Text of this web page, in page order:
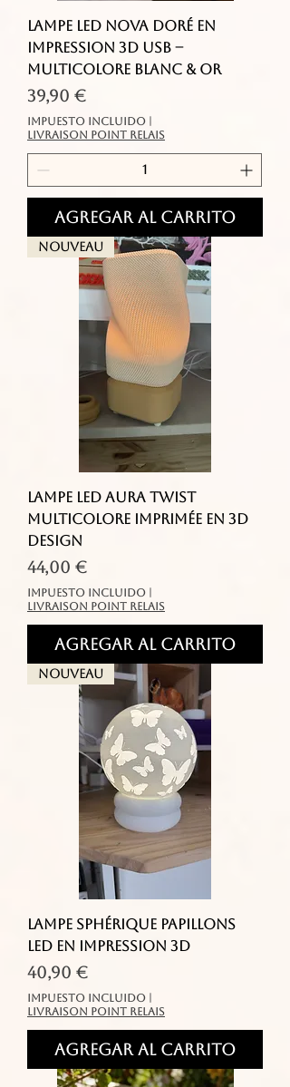
Lampe LED Nova Doré en
Impression 3D USB –
Multicolore Blanc & Or
Precio
39,90 €
Impuesto incluido
livraison point relais
Agregar al carrito
Nouveau
Lampe LED Aura Twist
multicolore imprimée en 3D
design
Precio
44,00 €
Impuesto incluido
livraison point relais
Agregar al carrito
Nouveau
Lampe Sphérique Papillons
LED en Impression 3D
Precio
40,90 €
Impuesto incluido
livraison point relais
Agregar al carrito